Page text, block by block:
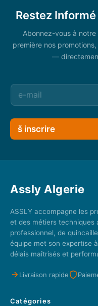
Restez
Abonnez-vous à
première nos
—
š inscrire
Assly Algerie
ASSLY accompagne les
et des métiers techniques
professionnel, de
équipe met son expertise
délais maîtrisés et
Livraison rapide
Catégories